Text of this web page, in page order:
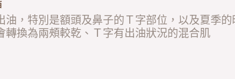
油，特別是額頭及鼻子的Ｔ字部位，以及夏季
轉換為兩頰較乾、Ｔ字有出油狀況的混合肌